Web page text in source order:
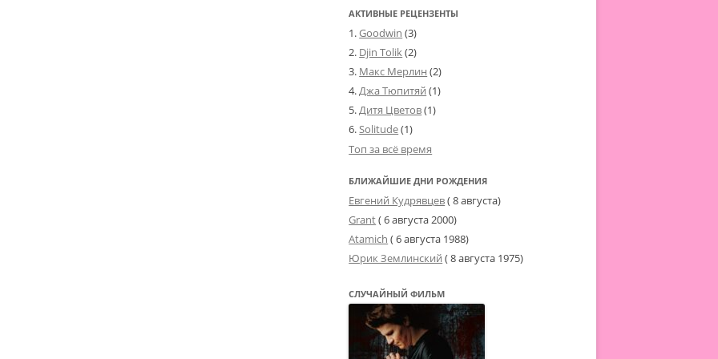
АКТИВНЫЕ РЕЦЕНЗЕНТЫ
Goodwin (3)
Djin Tolik(2)
Макс Мерлин (2)
Джа Тюпитяй (1)
Дитя Цветов(1)
Solitude(1)
Топ за всё время
БЛИЖАЙШИЕ ДНИ РОЖДЕНИЯ
Евгений Кудрявцев( 8 августа)
Grant(6 августа 2000)
Atamich (6 августа 1988)
Юрик Землинский (8 августа 1975)
СЛУЧАЙНЫЙ ФИЛЬМ